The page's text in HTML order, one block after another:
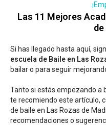
Las 11 Mejores
Si has llegado hasta aquí,
escuela de Baile en Las
bailar o para seguir
Tanto si estás empezando a
te recomiendo este artículo,
de baile en Las Rozas de
recomendaciones o